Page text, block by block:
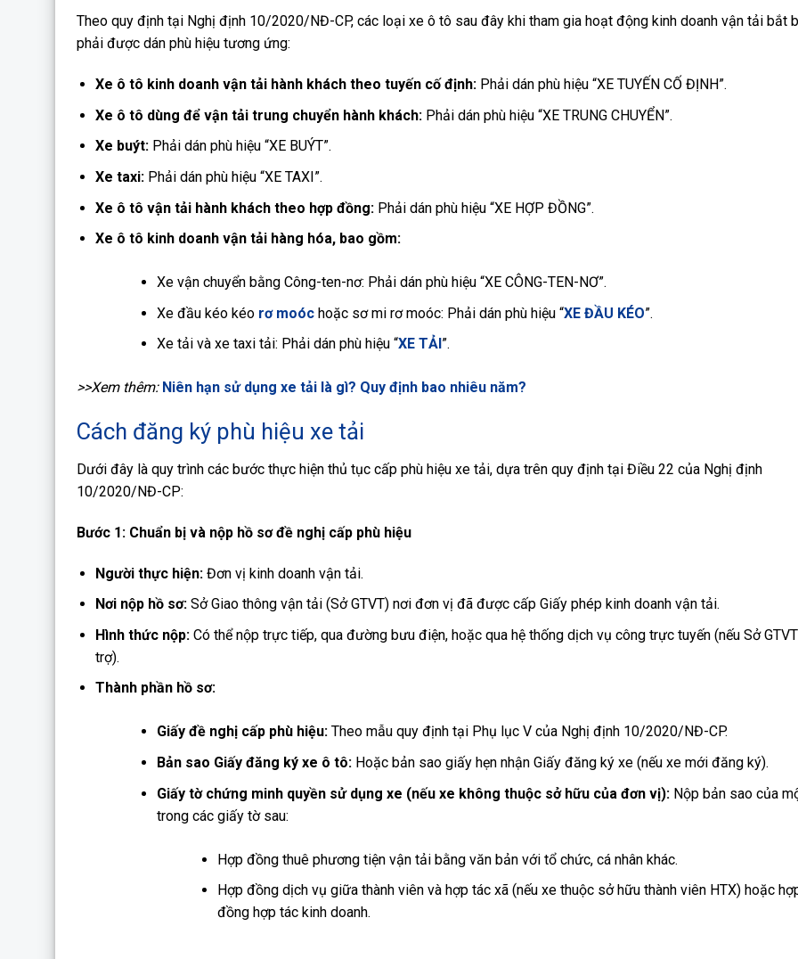
Theo quy định tại Nghị định 10/2020/NĐ-CP, các loại xe ô tô sau đây khi tham gia hoạt động kinh doanh vận tải bắt
phải được dán phù hiệu tương ứng:
Xe ô tô kinh doanh vận tải hành khách theo tuyến cố định:Phải dán phù hiệu “XE TUYẾN CỐ ĐỊNH”.
Xe ô tô dùng để vận tải trung chuyển hành khách:Phải dán phù hiệu “XE TRUNG CHUYỂN”.
Xe buýt:Phải dán phù hiệu “XE BUÝT”.
Xe taxi:Phải dán phù hiệu “XE TAXI”.
Xe ô tô vận tải hành khách theo hợp đồng:Phải dán phù hiệu “XE HỢP ĐỒNG”.
Xe ô tô kinh doanh vận tải hàng hóa, bao gồm:
Xe vận chuyển bằng Công-ten-nơ: Phải dán phù hiệu “XE CÔNG-TEN-NƠ”.
Xe đầu kéo kéo rơ moóchoặc sơ mi rơ moóc: Phải dán phù hiệu “XE ĐẦU KÉO”.
Xe tải và xe taxi tải: Phải dán phù hiệu “XE TẢI ”.
>>Xem thêm: Niên hạn sử dụng xe tải là gì? Quy định bao nhiêu năm?
Cách đăng ký phù hiệu xe tải
Dưới đây là quy trình các bước thực hiện thủ tục cấp phù hiệu xe tải, dựa trên quy định tại Điều 22 của Nghị định
10/2020/NĐ-CP:
Bước 1: Chuẩn bị và nộp hồ sơ đề nghị cấp phù hiệu
Người thực hiện:Đơn vị kinh doanh vận tải.
Nơi nộp hồ sơ:Sở Giao thông vận tải (Sở GTVT) nơi đơn vị đã được cấp Giấy phép kinh doanh vận tải.
Hình thức nộp:Có thể nộp trực tiếp, qua đường bưu điện, hoặc qua hệ thống dịch vụ công trực tuyến (nếu Sở
trợ).
Thành phần hồ sơ:
Giấy đề nghị cấp phù hiệu:Theo mẫu quy định tại Phụ lục V của Nghị định 10/2020/NĐ-CP.
Bản sao Giấy đăng ký xe ô tô:Hoặc bản sao giấy hẹn nhận Giấy đăng ký xe (nếu xe mới đăng ký).
Giấy tờ chứng minh quyền sử dụng xe (nếu xe không thuộc sở hữu của đơn vị):Nộp bản sao của
trong các giấy tờ sau:
Hợp đồng thuê phương tiện vận tải bằng văn bản với tổ chức, cá nhân khác.
Hợp đồng dịch vụ giữa thành viên và hợp tác xã (nếu xe thuộc sở hữu thành viên HTX) hoặc
đồng hợp tác kinh doanh.